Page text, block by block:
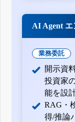
AI Agent
業務委託
開示資
投資家
能を設
RAG・
得/推論